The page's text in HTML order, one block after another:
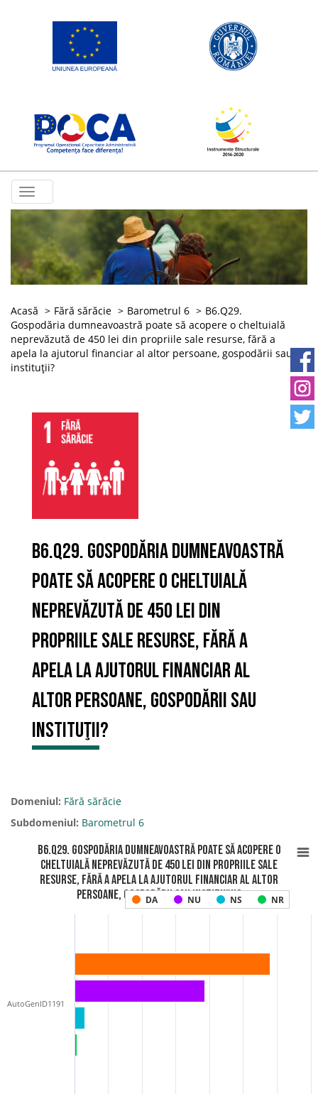
Toggle
navigation
Acasă Fără sărăcie Barometrul 6
B6.Q29.
Gospodăria dumneavoastră poate să acopere o cheltuială
neprevăzută de 450 lei din propriile sale resurse, fără a
apela la ajutorul financiar al altor persoane, gospodării sau
instituţii?
B6.Q29. Gospodăria dumneavoastră
poate să acopere o cheltuială
neprevăzută de 450 lei din
propriile sale resurse, fără a
apela la ajutorul financiar al
altor persoane, gospodării sau
instituţii?
Domeniul: Fără sărăcie
Subdomeniul: Barometrul 6
B6.Q29. Gospodăria dumneavoastră poate să acopere o
cheltuială neprevăzută de 450 lei din propriile sale
resurse, fără a apela la ajutorul financiar al altor
persoane, gospodării sau instituţii?
DA NU NS NR
AutoGenID1191